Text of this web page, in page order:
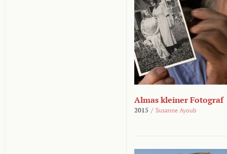
Almas kleiner Fotograf
2015 / Susanne Ayoub